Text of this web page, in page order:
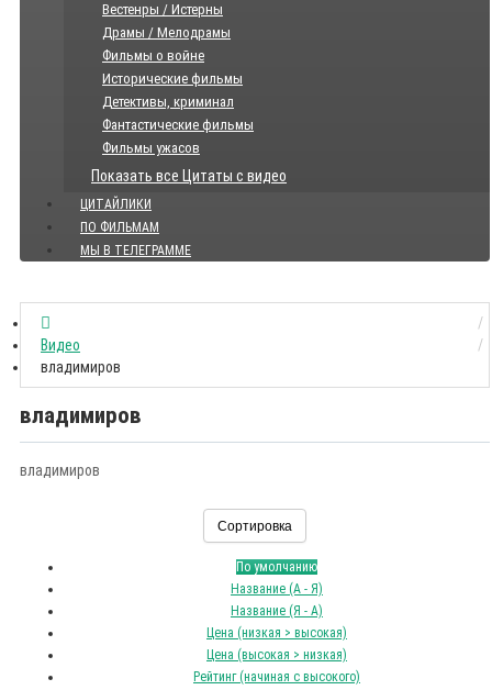
Вестенры / Истерны
Драмы / Мелодрамы
Фильмы о войне
Исторические фильмы
Детективы, криминал
Фантастические фильмы
Фильмы ужасов
Показать все Цитаты с видео
ЦИТАЙЛИКИ
ПО ФИЛЬМАМ
МЫ В ТЕЛЕГРАММЕ
Видео
владимиров
владимиров
владимиров
Сортировка
По умолчанию
Название (А - Я)
Название (Я - А)
Цена (низкая > высокая)
Цена (высокая > низкая)
Рейтинг (начиная с высокого)